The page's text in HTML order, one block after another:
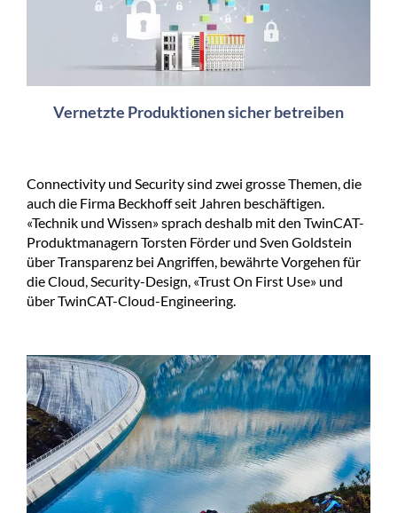
Vernetzte Produktionen sicher betreiben
Connectivity und Security sind zwei grosse Themen, die
auch die Firma Beckhoff seit Jahren beschäftigen.
«Technik und Wissen» sprach deshalb mit den TwinCAT-
Produktmanagern Torsten Förder und Sven Goldstein
über Transparenz bei Angriffen, bewährte Vorgehen für
die Cloud, Security-Design, «Trust On First Use» und
über TwinCAT-Cloud-Engineering.